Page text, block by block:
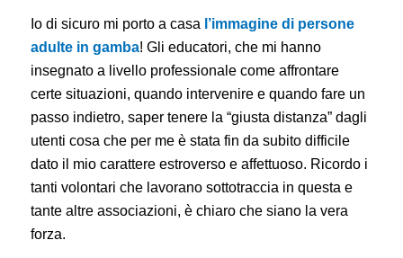
Io di sicuro mi porto a casa l’immagine di persone
adulte in gamba! Gli educatori, che mi hanno
insegnato a livello professionale come affrontare
certe situazioni, quando intervenire e quando fare un
passo indietro, saper tenere la “giusta distanza” dagli
utenti cosa che per me è stata fin da subito difficile
dato il mio carattere estroverso e affettuoso. Ricordo i
tanti volontari che lavorano sottotraccia in questa e
tante altre associazioni, è chiaro che siano la vera
forza.